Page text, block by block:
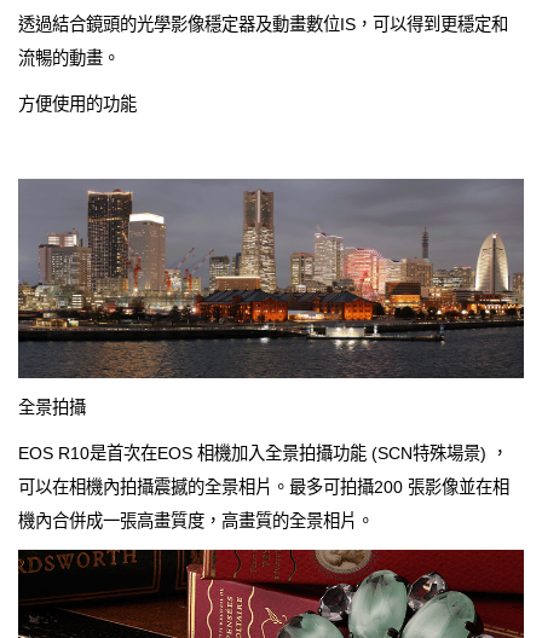
透過結合鏡頭的光學影像穩定器及動畫數位IS，可以得到更穩定和
流暢的動畫。
方便使用的功能
全景拍攝
EOS R10是首次在EOS 相機加入全景拍攝功能 (SCN特殊場景) ，
可以在相機內拍攝震撼的全景相片。最多可拍攝200 張影像並在相
機內合併成一張高畫質度，高畫質的全景相片。